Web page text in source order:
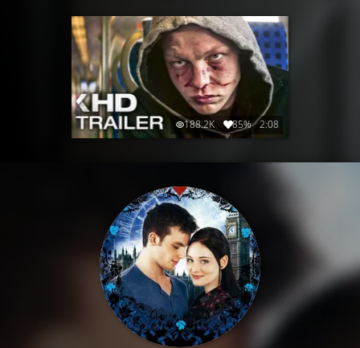
188.2K 85% 2:08